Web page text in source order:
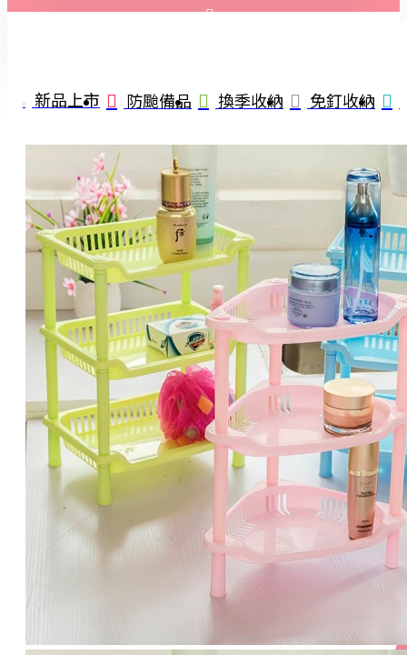
註冊
詢問
新品上市 防颱備品 換季收納 免釘收納